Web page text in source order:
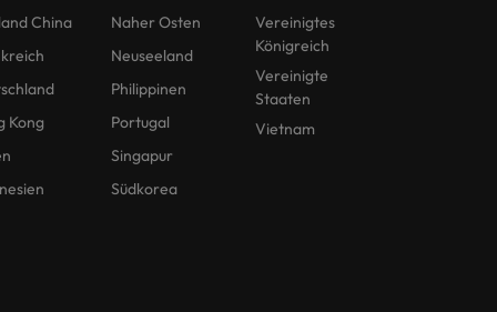
China
Kong
Naher Osten
Neuseeland
Philippinen
Portugal
Singapur
Südkorea
Vereinigtes
Königreich
Vereinigte
Staaten
Vietnam